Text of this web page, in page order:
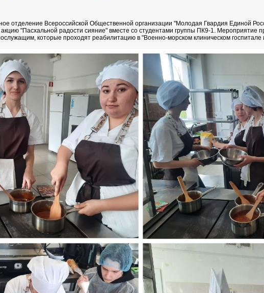
отделение Всероссийской Общественной организации "Молодая Гвардия Единой
"Пасхальной радости сияние" вместе со студентами группы ПК9-1. Мероприятие
которые проходят реабилитацию в "Военно-морском клиническом госпитале